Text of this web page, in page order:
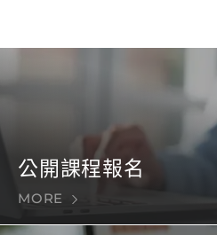
公開課程報名
MORE